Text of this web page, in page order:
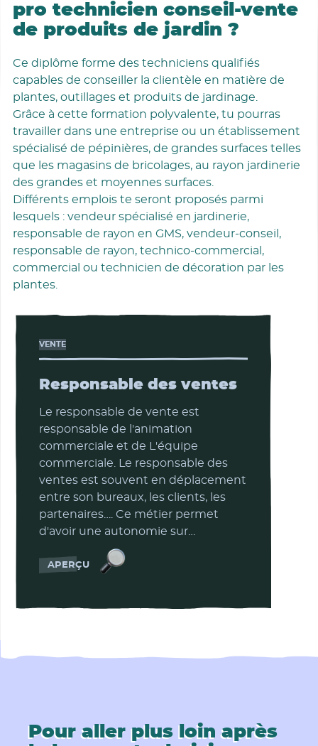
pro technicien conseil-vente
de produits de jardin ?
Ce diplôme forme des techniciens qualifiés
capables de conseiller la clientèle en matière de
plantes, outillages et produits de jardinage.
Grâce à cette formation polyvalente, tu pourras
travailler dans une entreprise ou un établissement
spécialisé de pépinières, de grandes surfaces telles
que les magasins de bricolages, au rayon jardinerie
des grandes et moyennes surfaces.
Différents emplois te seront proposés parmi
lesquels : vendeur spécialisé en jardinerie,
responsable de rayon en GMS, vendeur-conseil,
responsable de rayon, technico-commercial,
commercial ou technicien de décoration par les
plantes.
VENTE
Responsable des ventes
Le responsable de vente est
responsable de l'animation
commerciale et de L'équipe
commerciale. Le responsable des
ventes est souvent en déplacement
entre son bureaux, les clients, les
partenaires…. Ce métier permet
d'avoir une autonomie sur…
APERÇU Responsable des ventes
Pour aller plus loin après